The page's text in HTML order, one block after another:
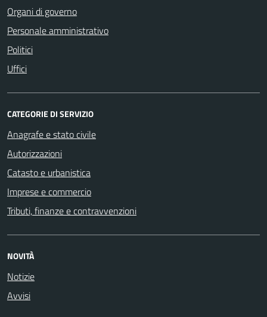
Organi di governo
Personale amministrativo
Politici
Uffici
CATEGORIE DI SERVIZIO
Anagrafe e stato civile
Autorizzazioni
Catasto e urbanistica
Imprese e commercio
Tributi, finanze e contravvenzioni
NOVITÀ
Notizie
Avvisi